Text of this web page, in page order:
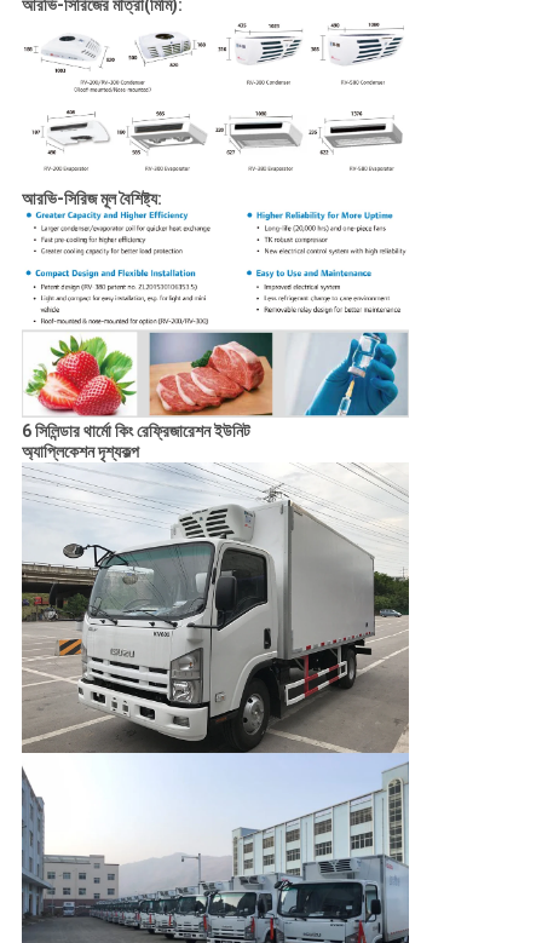
আরভি-সিরিজের মাত্রা(মিমি):
আরভি-সিরিজ মূল বৈশিষ্ট্য:
6 সিলিন্ডার থার্মো কিং রেফ্রিজারেশন ইউনিট
অ্যাপ্লিকেশন দৃশ্যকল্প